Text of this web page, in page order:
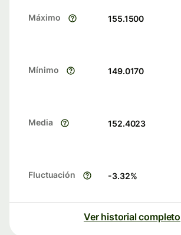
Máximo 155.1500
Mínimo 149.0170
Media 152.4023
Fluctuación -3.32%
Ver historial completo